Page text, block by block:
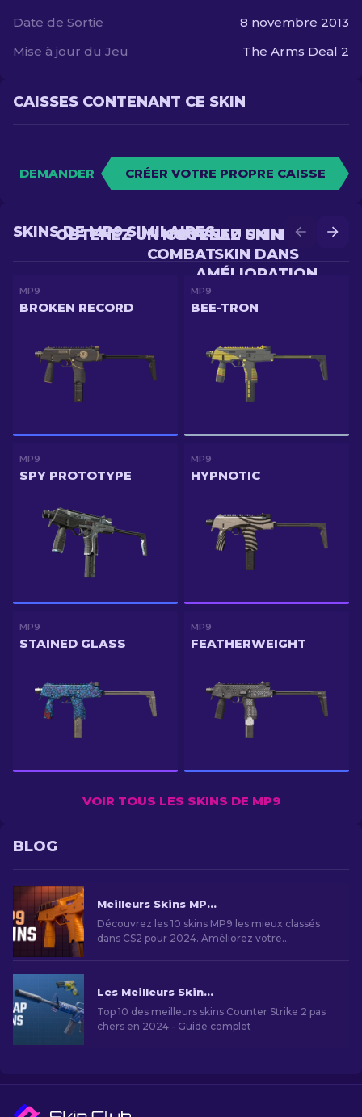
Date de Sortie
8 novembre 2013
Mise à jour du Jeu
The Arms Deal 2
CAISSES CONTENANT CE SKIN
DEMANDER CRÉER VOTRE PROPRE CAISSE
OBTENEZ UN MEILLEUR
SKIN DANS
AMÉLIORATION
OBTENEZ UN NOUVEAU SKIN EN
COMBAT
SKINS DE MP9 SIMILAIRES
MP9
BROKEN RECORD
MP9
BEE-TRON
MP9
SPY PROTOTYPE
MP9
HYPNOTIC
MP9
STAINED GLASS
MP9
FEATHERWEIGHT
VOIR TOUS LES SKINS DE MP9
BLOG
Meilleurs Skins MP9 dans CS2 [2026]
Découvrez les 10 skins MP9 les mieux classés
dans CS2 pour 2024. Améliorez votre
Les Meilleurs Skins Bon Marché dans CS2 [2026]
Top 10 des meilleurs skins Counter Strike 2 pas
chers en 2024 - Guide complet